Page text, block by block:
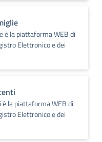
è la piattaforma WEB di
Elettronico e dei
la piattaforma WEB di
Elettronico e dei